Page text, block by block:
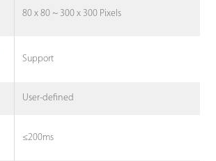
80 x 80 ~ 300 x 300 Pixels
Support
User-defined
≤200ms